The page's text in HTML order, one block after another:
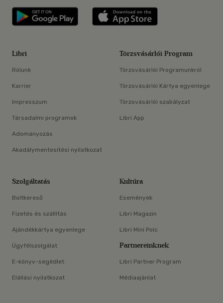
Libri applikáció Szerezd meg: Google
Libri
Rólunk
Karrier
Impresszum
Társadalmi programok
Adományozás
Akadálymentesítési nyilatkozat
Törzsvásárlói Program
Törzsvásárlói Programunkról
Törzsvásárlói Kártya egyenlege
Törzsvásárlói szabályzat
Libri App
Szolgáltatás
Boltkereső
Fizetés és szállítás
Ajándékkártya egyenlege
Ügyfélszolgálat
E-könyv-segédlet
Elállási nyilatkozat
Kultúra
Események
Libri Magazin
Libri Mini Polc
Partnereinknek
Libri Partner Program
Médiaajánlat